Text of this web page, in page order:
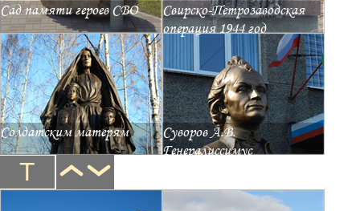
Сад памяти героев СВО
Свирско-Петрозаводская
операция 1944 год
Солдатским матерям
Суворов А.В.
Генералиссимус
Т